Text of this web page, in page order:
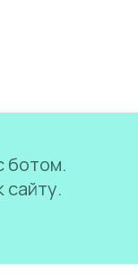
ботом.
сайту.